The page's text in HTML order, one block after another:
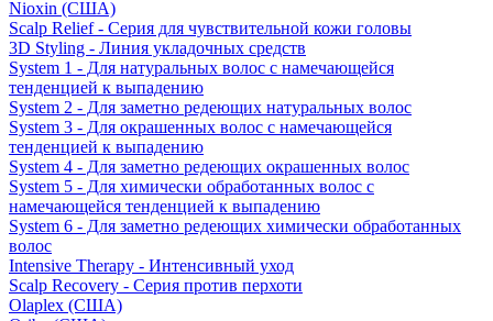
Nioxin (США)
Scalp Relief - Серия для чувствительной кожи головы
3D Styling - Линия укладочных средств
System 1 - Для натуральных волос с намечающейся
тенденцией к выпадению
System 2 - Для заметно редеющих натуральных волос
System 3 - Для окрашенных волос с намечающейся
тенденцией к выпадению
System 4 - Для заметно редеющих окрашенных волос
System 5 - Для химически обработанных волос с
намечающейся тенденцией к выпадению
System 6 - Для заметно редеющих химически обработанных
волос
Intensive Therapy - Интенсивный уход
Scalp Recovery - Серия против перхоти
Olaplex (США)